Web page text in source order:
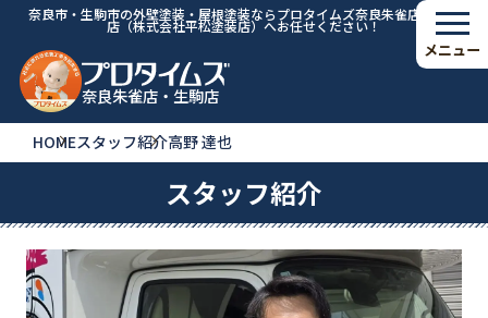
奈良市・生駒市の外壁塗装・屋根塗装ならプロタイムズ奈良朱雀店・生駒
店（株式会社平松塗装店）へお任せください！
奈良朱雀店・生駒店
メニュー
HOMEスタッフ紹介高野 達也
スタッフ紹介